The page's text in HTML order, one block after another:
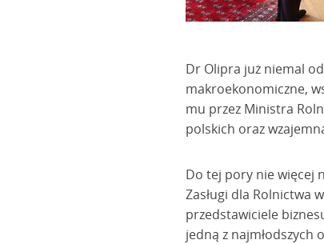
Dr Olipra już niemal
makroekonomiczne,
mu przez Ministra
polskich oraz
Do tej pory nie więcej
Zasługi dla Rolnictwa
przedstawiciele
jedną z najmłodszych